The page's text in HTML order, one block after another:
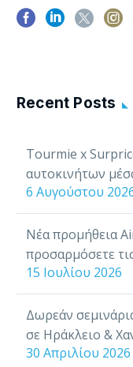
Recent Posts
Tourmie x
αυτοκινήτων
6 Αυγούστου
Νέα προμήθεια
προσαρμόσετε
15 Ιουλίου 2026
Δωρεάν
σε Ηράκλειο &
30 Απριλίου 2026